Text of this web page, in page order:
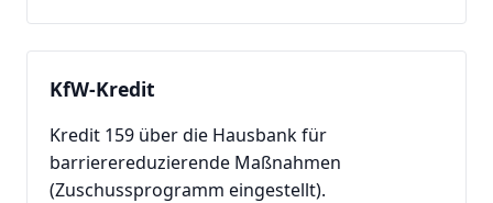
KfW-Kredit
Kredit 159 über die Hausbank für
barrierereduzierende Maßnahmen
(Zuschussprogramm eingestellt).